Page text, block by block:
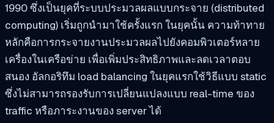
1990 ซึ่งเป็นยุคที่ระบบประมวลผลแบบกระจาย (distributed
computing) เริ่มถูกนำมาใช้ครั้งแรก ในยุคนั้น ความท้าทาย
หลักคือการกระจายงานประมวลผลไปยังคอมพิวเตอร์หลาย
เครื่องในเครือข่าย เพื่อเพิ่มประสิทธิภาพและลดเวลาตอบ
สนอง อัลกอริทึม load balancing ในยุคแรกใช้วิธีแบบ static
ซึ่งไม่สามารถรองรับการเปลี่ยนแปลงแบบ real-time ของ
traffic หรือภาระงานของ server ได้